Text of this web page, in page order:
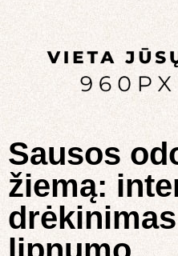
Sausos
žiemą: